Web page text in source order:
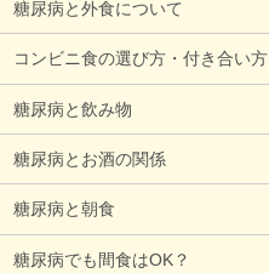
糖尿病と外食について
コンビニ食の選び方・付き合い方
糖尿病と飲み物
糖尿病とお酒の関係
糖尿病と朝食
糖尿病でも間食はOK？